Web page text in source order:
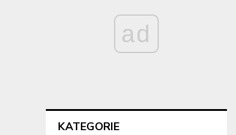
ad
KATEGORIE